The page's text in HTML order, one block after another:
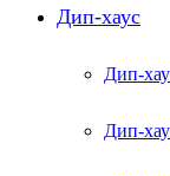
Дип-хаус
Дип-
Дип-